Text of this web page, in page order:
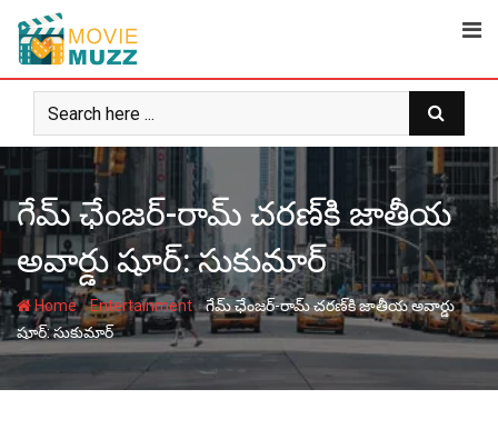
content
గేమ్‌ ఛేంజర్‌-రామ్ చరణ్‌కి జాతీయ
అవార్డు షూర్: సుకుమార్
Home-Entertainment-గేమ్‌ ఛేంజర్‌-రామ్ చరణ్‌కి జాతీయ అవార్డు
షూర్: సుకుమార్